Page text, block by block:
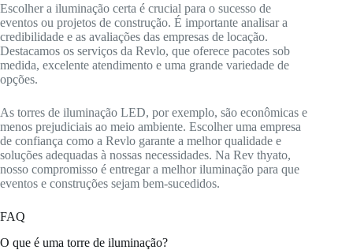
Escolher a iluminação certa é crucial para o sucesso de
eventos ou projetos de construção. É importante analisar a
credibilidade e as avaliações das empresas de locação.
Destacamos os serviços da Revlo, que oferece pacotes sob
medida, excelente atendimento e uma grande variedade de
opções.
As torres de iluminação LED, por exemplo, são econômicas e
menos prejudiciais ao meio ambiente. Escolher uma empresa
de confiança como a Revlo garante a melhor qualidade e
soluções adequadas à nossas necessidades. Na Rev thyato,
nosso compromisso é entregar a melhor iluminação para que
eventos e construções sejam bem-sucedidos.
FAQ
O que é uma torre de iluminação?